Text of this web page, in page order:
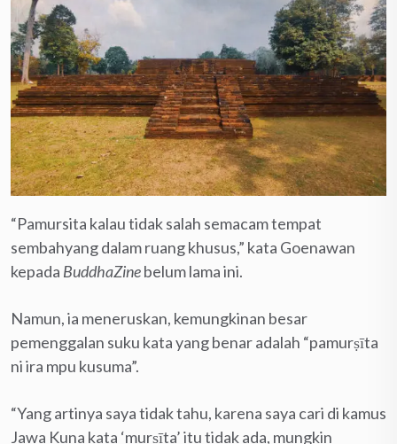
“Pamursita kalau tidak salah semacam tempat
sembahyang dalam ruang khusus,” kata Goenawan
kepada BuddhaZinebelum lama ini.
Namun, ia meneruskan, kemungkinan besar
pemenggalan suku kata yang benar adalah “pamurṣīta
ni ira mpu kusuma”.
“Yang artinya saya tidak tahu, karena saya cari di kamus
Jawa Kuna kata ‘murṣīta’ itu tidak ada, mungkin